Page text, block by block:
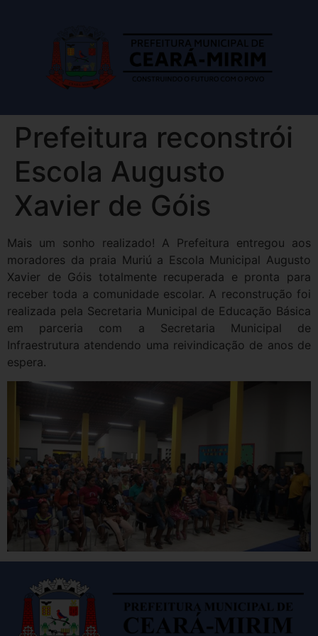
Prefeitura reconstrói
Escola Augusto
Xavier de Góis
Mais um sonho realizado! A Prefeitura entregou aos
moradores da praia Muriú a Escola Municipal Augusto
Xavier de Góis totalmente recuperada e pronta para
receber toda a comunidade escolar. A reconstrução foi
realizada pela Secretaria Municipal de Educação Básica
em parceria com a Secretaria Municipal de
Infraestrutura atendendo uma reivindicação de anos de
espera.